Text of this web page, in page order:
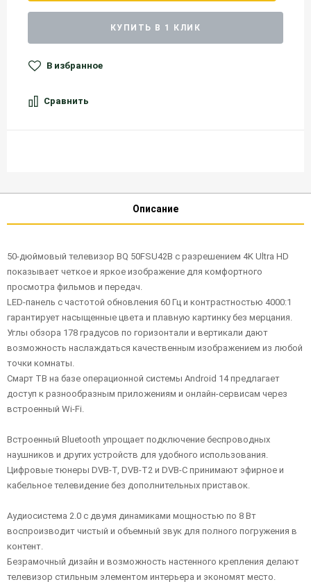
КУПИТЬ В 1 КЛИК
В избранное
Сравнить
Описание
50-дюймовый телевизор BQ 50FSU42B с разрешением 4K Ultra HD
показывает четкое и яркое изображение для комфортного
просмотра фильмов и передач.
LED-панель с частотой обновления 60 Гц и контрастностью 4000:1
гарантирует насыщенные цвета и плавную картинку без мерцания.
Углы обзора 178 градусов по горизонтали и вертикали дают
возможность наслаждаться качественным изображением из любой
точки комнаты.
Смарт ТВ на базе операционной системы Android 14 предлагает
доступ к разнообразным приложениям и онлайн-сервисам через
встроенный Wi-Fi.
Встроенный Bluetooth упрощает подключение беспроводных
наушников и других устройств для удобного использования.
Цифровые тюнеры DVB-T, DVB-T2 и DVB-C принимают эфирное и
кабельное телевидение без дополнительных приставок.
Аудиосистема 2.0 с двумя динамиками мощностью по 8 Вт
воспроизводит чистый и объемный звук для полного погружения в
контент.
Безрамочный дизайн и возможность настенного крепления делают
телевизор стильным элементом интерьера и экономят место.